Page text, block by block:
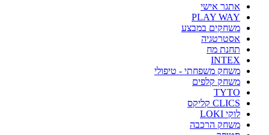
אתגר אישי
PLAY WAY
משחקים במבצע
אסטרטגיה
תחנת מח
INTEX
משחק משפחתי - טיפולי
משחק קלפים
TYTO
CLICS קליקס
לוקי LOKI
משחק הרכבה